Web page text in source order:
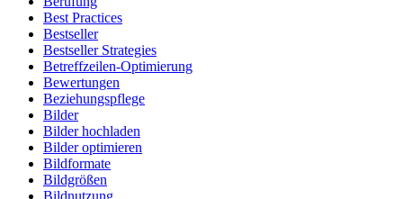
Best Practices
Bestseller
Bestseller Strategies
Betreffzeilen-Optimierung
Bewertungen
Beziehungspflege
Bilder
Bilder hochladen
Bilder optimieren
Bildformate
Bildgrößen
Bildnutzung